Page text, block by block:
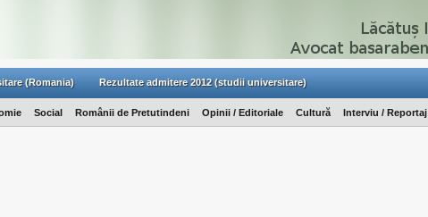
(Romania) Rezultate admitere 2012 (studii universitare)
Social Românii de Pretutindeni Opinii / Editoriale Cultură Interviu / Reportaj